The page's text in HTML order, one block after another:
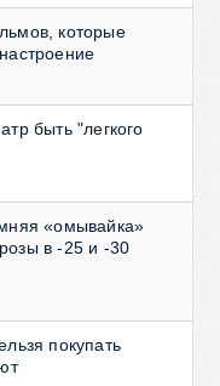
которые
быть "легкого
«омывайка»
в -25 и -30
покупать